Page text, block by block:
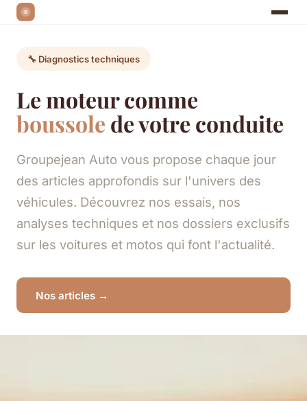
🔧 Diagnostics techniques
Le moteur comme
boussole de votre conduite
Groupejean Auto vous propose chaque jour
des articles approfondis sur l'univers des
véhicules. Découvrez nos essais, nos
analyses techniques et nos dossiers exclusifs
sur les voitures et motos qui font l'actualité.
Nos articles →